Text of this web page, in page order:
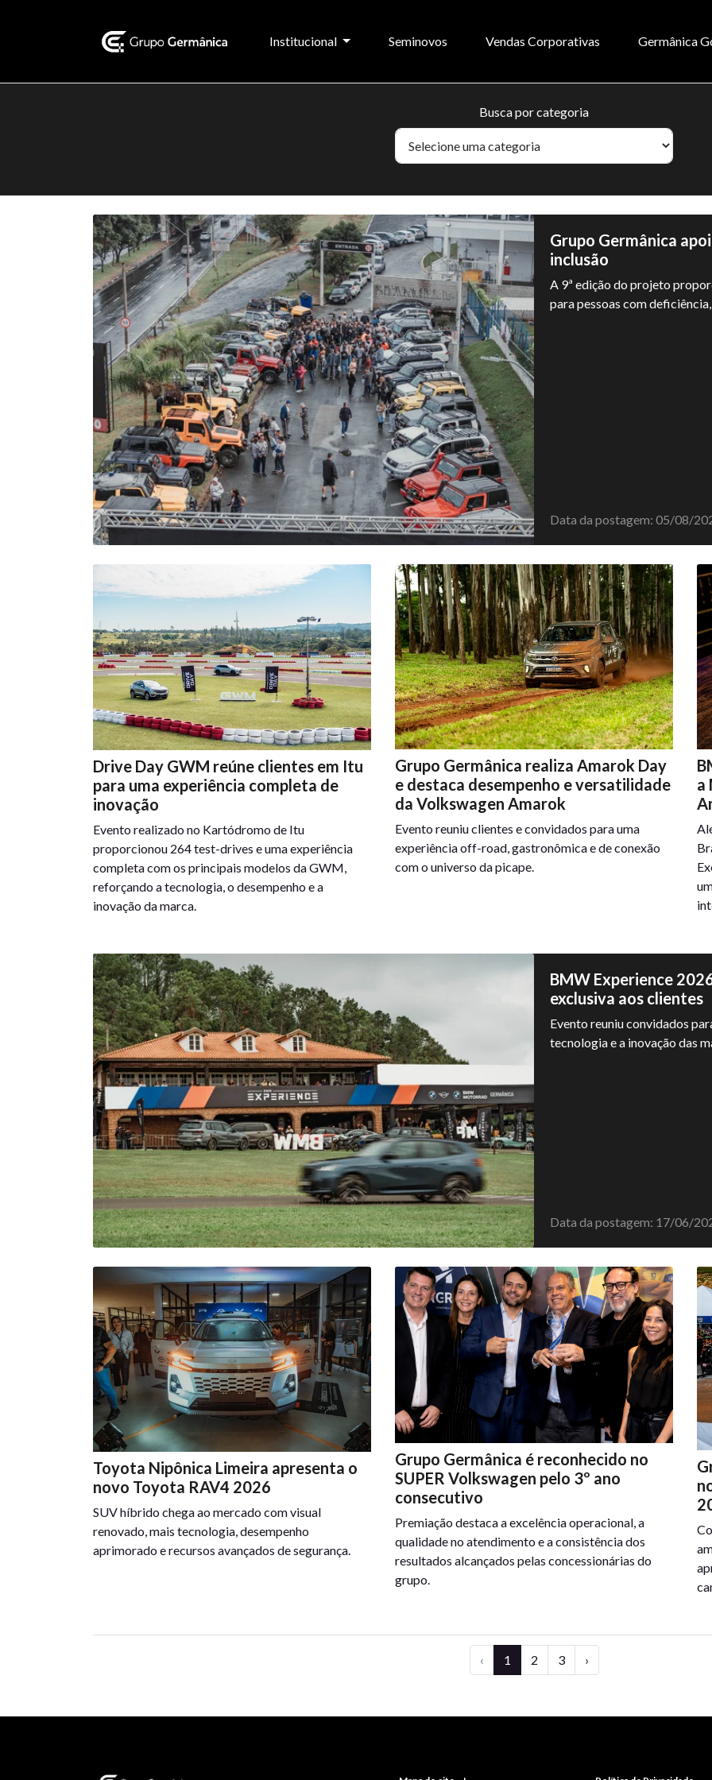
Institucional Seminovos Vendas Corporativas Germânica
Busca por categoria
Grupo Germânica
inclusão
A 9ª edição do projeto
para pessoas com
Data da postagem: 05/08/
Drive Day GWM reúne clientes em Itu
para uma experiência completa de
inovação
Evento realizado no Kartódromo de Itu
proporcionou 264 test-drives e uma experiência
completa com os principais modelos da GWM,
reforçando a tecnologia, o desempenho e a
inovação da marca.
Grupo Germânica realiza Amarok Day
e destaca desempenho e versatilidade
da Volkswagen Amarok
Evento reuniu clientes e convidados para uma
experiência off-road, gastronômica e de conexão
com o universo da picape.
a
BMW Experience
exclusiva aos clientes
Evento reuniu convidados
tecnologia e a inovação das
Data da postagem: 17/06/
Toyota Nipônica Limeira apresenta o
novo Toyota RAV4 2026
SUV híbrido chega ao mercado com visual
renovado, mais tecnologia, desempenho
aprimorado e recursos avançados de segurança.
Grupo Germânica é reconhecido no
SUPER Volkswagen pelo 3º ano
consecutivo
Premiação destaca a excelência operacional, a
qualidade no atendimento e a consistência dos
resultados alcançados pelas concessionárias do
grupo.
‹ 1 2 3 ›